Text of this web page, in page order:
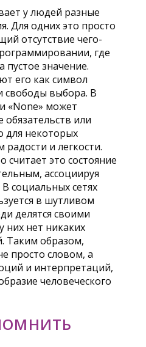
у людей разные
Для одних это просто
отсутствие чего-
где
пустое значение.
его как символ
свободы выбора. В
«None» может
обязательств или
для некоторых
радости и легкости.
считает это состояние
ассоциируя
социальных сетях
в шутливом
делятся своими
них нет никаких
Таким образом,
просто словом, а
и интерпретаций,
человеческого